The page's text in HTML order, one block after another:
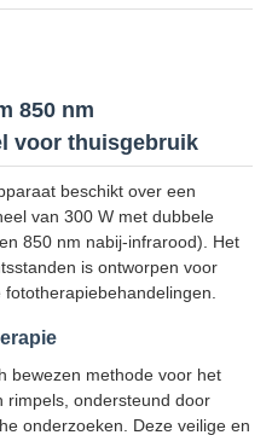
850 nm
voor thuisgebruik
beschikt over een
van 300 W met dubbele
850 nm nabij-infrarood). Het
is ontworpen voor
bewezen methode voor het
rimpels, ondersteund door
onderzoeken. Deze veilige en